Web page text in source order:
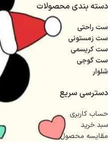
دسته بندی محصولات
ست راحتی
ست زمستونی
ست کریسمی
ست گوجی
شلوار
دسترسی سریع
حساب کاربری
سبد خرید
مقایسه محصول